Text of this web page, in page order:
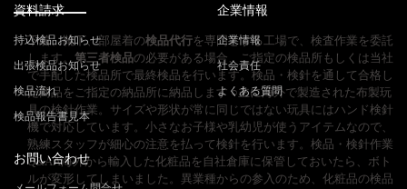
下着、靴下、部屋着の検品代行を専門とする工場で、検査作業を委託
します。 第三者検品の必要がある場合、ご指定の検品所もしくは当社
で手配した検品所で最終検品を行います。検品・検針を通して合格し
た商品をご指定の納品所に納品します ○主に海外で製造された布製玩
具の検針作業。サイズや形状が常に同じではない玩具にはハンド検針
機で対応しています。小さなお子様や乳幼児が使うアイテムなので、
熟練スタッフが細心の注意を払って検針を行います。検品・検針作業
Q&AA海外から輸入した化粧品を自社倉庫に保管しておいたら、ボト
ルが変形してしまいました。異業種からの参入のため、化粧品の検品
資料請求
持込検品お知らせ
出張検品お知らせ
検品流れ
検品報告書見本
企業情報
企業情報
社会責任
よくある質問
お問い合わせ